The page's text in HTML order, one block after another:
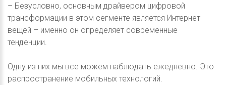
– Безусловно, основным драйвером цифровой
трансформации в этом сегменте является Интернет
вещей – именно он определяет современные
тенденции.
Одну из них мы все можем наблюдать ежедневно. Это
распространение мобильных технологий.